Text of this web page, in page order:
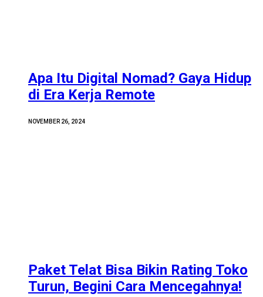
Apa Itu Digital Nomad? Gaya Hidup
di Era Kerja Remote
NOVEMBER 26, 2024
Paket Telat Bisa Bikin Rating Toko
Turun, Begini Cara Mencegahnya!